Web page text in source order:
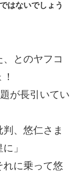
はないでしょう
とのヤフコ
が長引いてい
、悠仁さま
」
れに乗って悠